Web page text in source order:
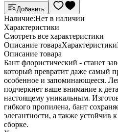
Добавить
Наличие:Нет в наличии
Характеристики
Cмотреть все характеристики
Описание товараХарактеристики
Описание товара
Бант флористический - станет
который превратит даже самый
особенное и запоминающееся.
подчеркнет ваше внимание к
настоящему уникальным.
гибкого пропилена, бант
элегантности, а также устойчив
сборке.